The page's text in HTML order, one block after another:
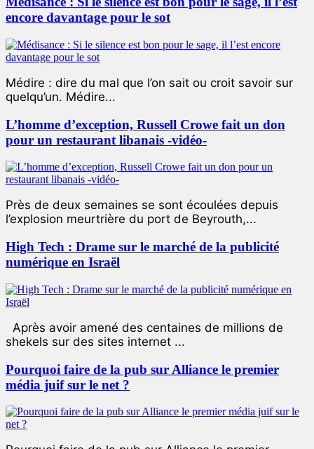
encore davantage pour le sot
Médire : dire du mal que l’on sait ou croit savoir sur
quelqu’un. Médire...
L’homme d’exception, Russell Crowe fait un don
pour un restaurant libanais -vidéo-
Près de deux semaines se sont écoulées depuis
l’explosion meurtrière du port de Beyrouth,...
High Tech : Drame sur le marché de la publicité
numérique en Israël
Après avoir amené des centaines de millions de
shekels sur des sites internet ...
Pourquoi faire de la pub sur Alliance le premier
média juif sur le net ?